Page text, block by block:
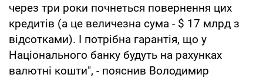
через три роки почнеться повернення цих
кредитів (а це величезна сума - $ 17 млрд з
відсотками). І потрібна гарантія, що у
Національного банку будуть на рахунках
валютні кошти", - пояснив Володимир